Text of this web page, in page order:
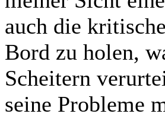
auch die
Bord zu holen,
Scheitern
seine Probleme